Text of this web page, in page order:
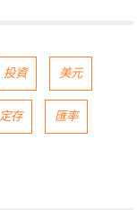
投資 美元
定存 匯率